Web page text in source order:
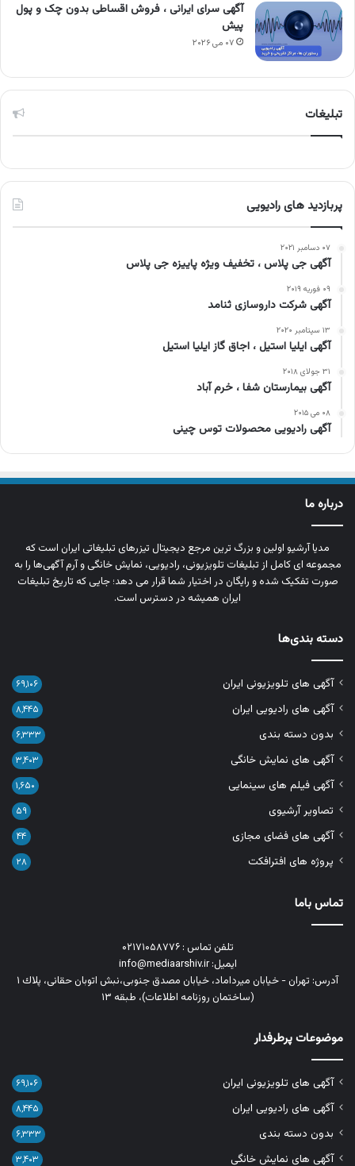
آگهی سرای ایرانی ، فروش اقساطی بدون چک و پول
پیش
۰۷ می ۲۰۲۶
تبلیغات
پربازدید های رادیویی
۰۷ دسامبر ۲۰۲۱
آگهی جی پلاس ، تخفیف ویژه پاییزه جی پلاس
۰۹ فوریه ۲۰۱۹
آگهی شرکت داروسازی ثنامد
۱۳ سپتامبر ۲۰۲۰
آگهی ایلیا استیل ، اجاق گاز ایلیا استیل
۳۱ جولای ۲۰۱۸
آگهی بیمارستان شفا ، خرم آباد
۰۸ می ۲۰۱۵
آگهی رادیویی محصولات توس چینی
درباره ما
مدیا آرشیو اولین و بزرگ‌ ترین مرجع دیجیتال تیزرهای تبلیغاتی ایران است که
مجموعه‌ ای کامل از تبلیغات تلویزیونی، رادیویی، نمایش خانگی و آرم‌ آگهی‌ها را به‌
صورت تفکیک‌ شده و رایگان در اختیار شما قرار می‌ دهد؛ جایی که تاریخ تبلیغات
ایران همیشه در دسترس است.
دسته بندی‌ها
آگهی های تلویزیونی ایران ۶۹,۱۰۶
آگهی های رادیویی ایران ۸,۴۴۵
بدون دسته بندی ۶,۳۳۳
آگهی های نمایش خانگی ۳,۴۰۳
آگهی فیلم های سینمایی ۱,۶۵۰
تصاویر آرشیوی ۵۹
آگهی های فضای مجازی ۴۴
پروژه های افترافکت ۲۸
تماس باما
تلفن تماس : ۰۲۱۷۱۰۵۸۷۷۶
ایمیل: info@mediaarshiv.ir
آدرس: تهران - خیابان میرداماد، خیابان مصدق جنوبی،نبش اتوبان حقانی، پلاك ١
(ساختمان روزنامه اطلاعات)، طبقه ۱۳
موضوعات پرطرفدار
آگهی های تلویزیونی ایران ۶۹,۱۰۶
آگهی های رادیویی ایران ۸,۴۴۵
بدون دسته بندی ۶,۳۳۳
آگهی های نمایش خانگی ۳,۴۰۳